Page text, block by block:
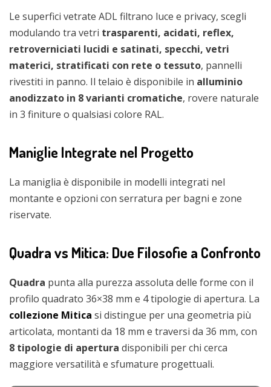
Le superfici vetrate ADL filtrano luce e privacy, scegli
modulando tra vetri trasparenti, acidati, reflex,
retroverniciati lucidi e satinati, specchi, vetri
materici, stratificati con rete o tessuto, pannelli
rivestiti in panno. Il telaio è disponibile in alluminio
anodizzato in 8 varianti cromatiche, rovere naturale
in 3 finiture o qualsiasi colore RAL.
Maniglie Integrate nel Progetto
La maniglia è disponibile in modelli integrati nel
montante e opzioni con serratura per bagni e zone
riservate.
Quadra vs Mitica: Due Filosofie a Confronto
Quadra punta alla purezza assoluta delle forme con il
profilo quadrato 36×38 mm e 4 tipologie di apertura. La
collezione Mitica si distingue per una geometria più
articolata, montanti da 18 mm e traversi da 36 mm, con
8 tipologie di apertura disponibili per chi cerca
maggiore versatilità e sfumature progettuali.